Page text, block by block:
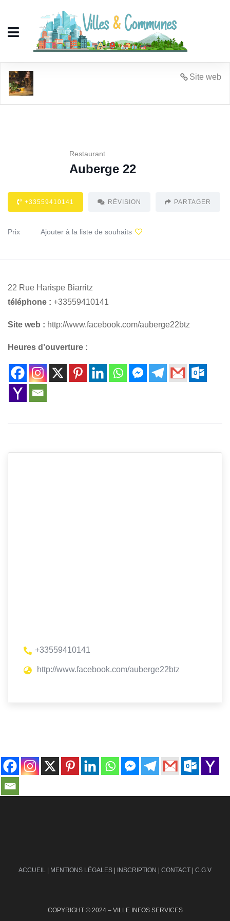
Site web
Restaurant
Auberge 22
+33559410141 RÉVISION PARTAGER
Prix Ajouter à la liste de souhaits
22 Rue Harispe Biarritz
téléphone : +33559410141
Site web : http://www.facebook.com/auberge22btz
Heures d’ouverture :
+33559410141
http://www.facebook.com/auberge22btz
ACCUEIL | MENTIONS LÉGALES | INSCRIPTION | CONTACT | C.G.V
COPYRIGHT © 2024 – VILLE INFOS SERVICES